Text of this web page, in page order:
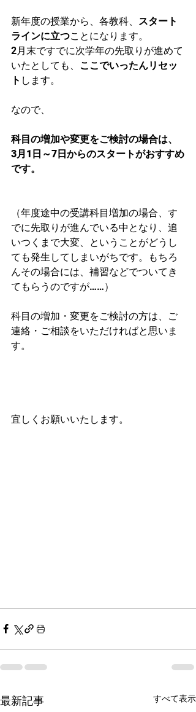
新年度の授業から、各教科、 スタート
ラインに立つことになります。
2月末ですでに次学年の先取りが進めて
いたとしても、 ここでいったんリセッ
ト します。
なので、
科目の増加や変更をご検討の場合は、
3月1日～7日からのスタートがおすすめ
です。
（年度途中の受講科目増加の場合、す
でに先取りが進んでいる中となり、追
いつくまで大変、ということがどうし
ても発生してしまいがちです。もちろ
んその場合には、補習などでついてき
てもらうのですが……）
科目の増加・変更をご検討の方は、ご
連絡・ご相談をいただければと思いま
す。
宜しくお願いいたします。
最新記事 すべて表示